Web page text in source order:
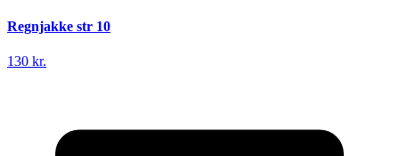
Regnjakke str 10
130 kr.